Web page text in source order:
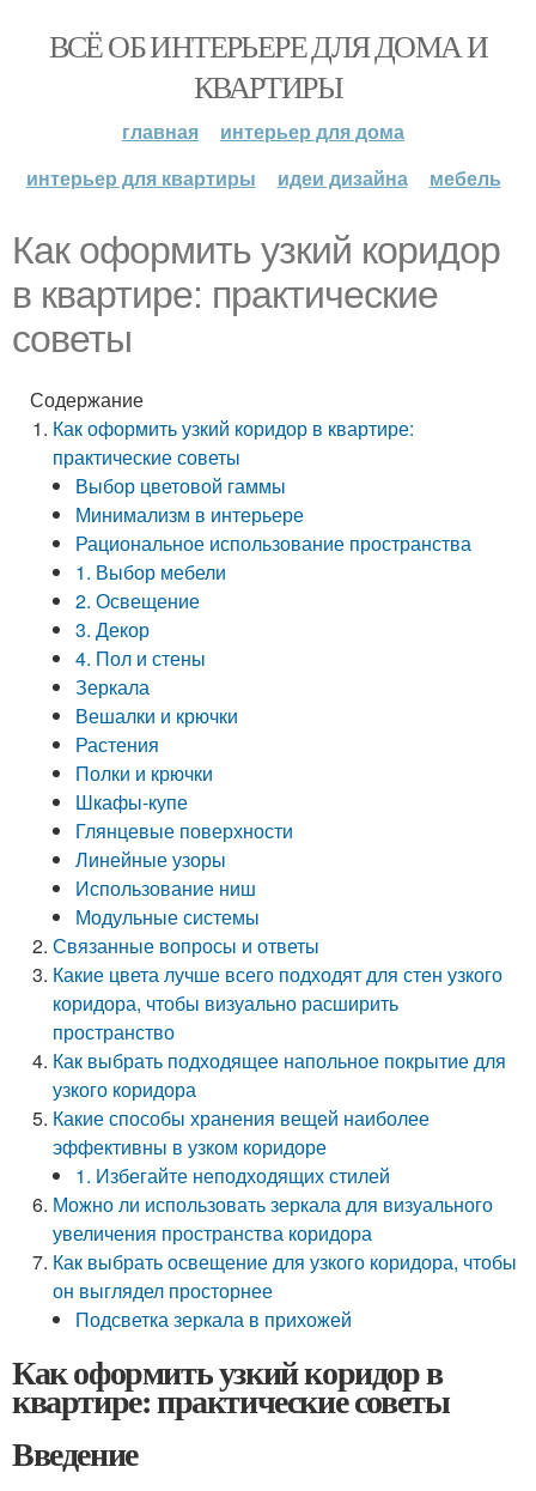
ВСЁ ОБ ИНТЕРЬЕРЕ ДЛЯ ДОМА И
КВАРТИРЫ
главная
интерьер для дома
интерьер для квартиры
идеи дизайна мебель
Как оформить узкий коридор
в квартире: практические
советы
Содержание
Как оформить узкий коридор в квартире:
практические советы
Выбор цветовой гаммы
Минимализм в интерьере
Рациональное использование пространства
1. Выбор мебели
2. Освещение
3. Декор
4. Пол и стены
Зеркала
Вешалки и крючки
Растения
Полки и крючки
Шкафы-купе
Глянцевые поверхности
Линейные узоры
Использование ниш
Модульные системы
Связанные вопросы и ответы
Какие цвета лучше всего подходят для стен узкого
коридора, чтобы визуально расширить
пространство
Как выбрать подходящее напольное покрытие для
узкого коридора
Какие способы хранения вещей наиболее
эффективны в узком коридоре
1. Избегайте неподходящих стилей
Можно ли использовать зеркала для визуального
увеличения пространства коридора
Как выбрать освещение для узкого коридора, чтобы
он выглядел просторнее
Подсветка зеркала в прихожей
Как оформить узкий коридор в
квартире: практические советы
Введение